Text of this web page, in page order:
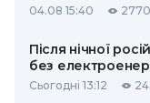
04.08 15:40
Після нічної
без
Сьогодні 13:12 24